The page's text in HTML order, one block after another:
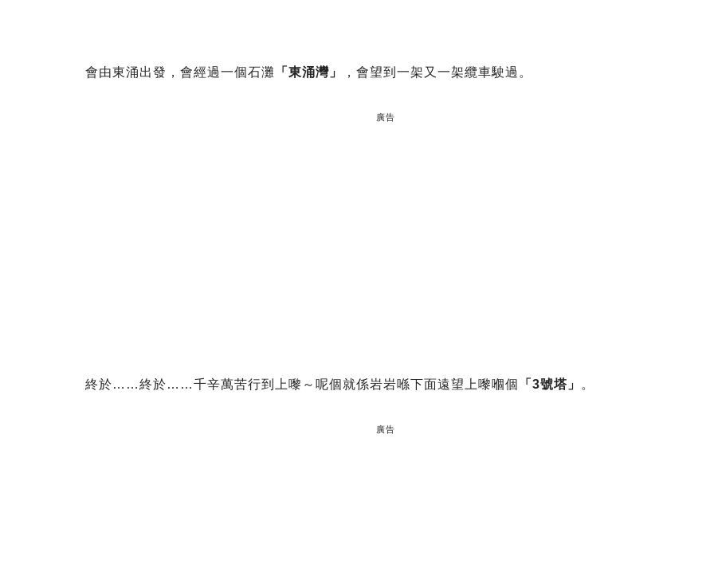
會由東涌出發，會經過一個石灘 「東涌灣」 ，會望到一架又一架纜車駛過。
廣告
終於……終於……千辛萬苦行到上嚟～呢個就係岩岩喺下面遠望上嚟嗰個 「3號塔」 。
廣告